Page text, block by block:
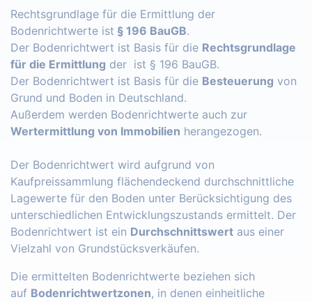
Rechtsgrundlage für die Ermittlung der
Bodenrichtwerte ist § 196 BauGB.
Der Bodenrichtwert ist Basis für die Rechtsgrundlage
für die Ermittlung der ist § 196 BauGB.
Der Bodenrichtwert ist Basis für die Besteuerung von
Grund und Boden in Deutschland.
Außerdem werden Bodenrichtwerte auch zur
Wertermittlung von Immobilien herangezogen.
Der Bodenrichtwert wird aufgrund von
Kaufpreissammlung flächendeckend durchschnittliche
Lagewerte für den Boden unter Berücksichtigung des
unterschiedlichen Entwicklungszustands ermittelt. Der
Bodenrichtwert ist ein Durchschnittswert aus einer
Vielzahl von Grundstücksverkäufen.
Die ermittelten Bodenrichtwerte beziehen sich
auf Bodenrichtwertzonen, in denen einheitliche